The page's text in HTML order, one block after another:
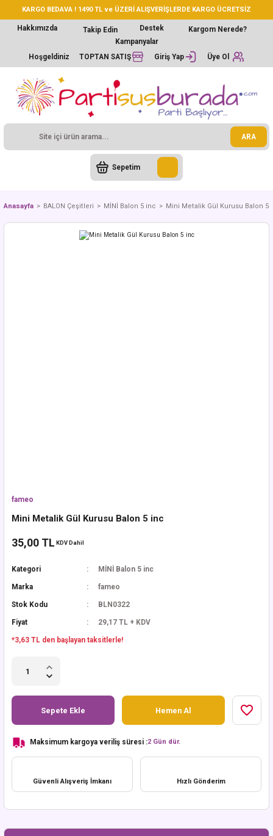
KARGO BEDAVA ! 1490 TL ve ÜZERİ ALIŞVERİŞLERDE KARGO ÜCRETSİZ
Hakkımızda Takip Edin Destek
Kargom Nerede?
Kampanyalar
Hoşgeldiniz
TOPTAN SATIŞ Giriş Yap Üye Ol
ARA
Sepetim
Anasayfa BALON Çeşitleri MİNİ Balon 5 inc Mini Metalik Gül Kurusu Balon 5
fameo
Mini Metalik Gül Kurusu Balon 5 inc
35,00 TL KDV Dahil
Kategori MİNİ Balon 5 inc
Marka fameo
Stok Kodu BLN0322
Fiyat 29,17 TL + KDV
*3,63 TL den başlayan taksitlerle!
Sepete Ekle Hemen Al
Maksimum kargoya veriliş süresi :2 Gün dür.
Güvenli Alışveriş İmkanı Hızlı Gönderim